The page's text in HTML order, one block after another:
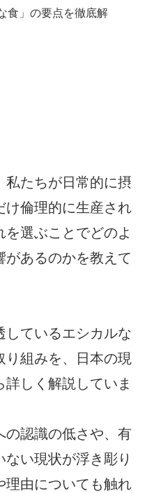
食」の要点を徹底解
私たちが日常的に摂
け倫理的に生産され
選ぶことでどのよ
があるのかを教えて
しているエシカルな
り組みを、日本の現
しく解説していま
の認識の低さや、有
い現状が浮き彫り
理由についても触れ